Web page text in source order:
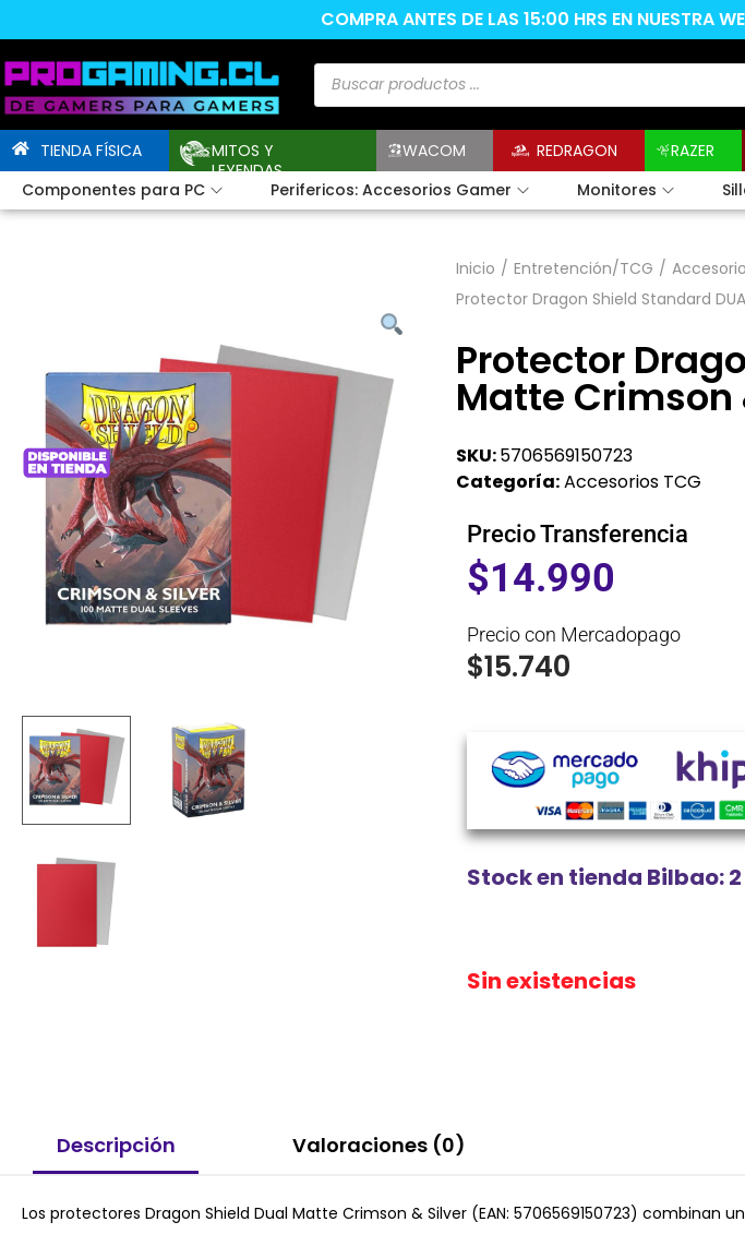
COMPRA ANTES DE LAS 15:00 HRS EN NUESTRA
TIENDA FÍSICA
MITOS Y
LEYENDAS
WACOM REDRAGON RAZER
Componentes para PC
Perifericos: Accesorios Gamer Monitores
Inicio / Entretención/TCG /
Protector Dragon Shield Standard
Protector
Matte Crimson
SKU:5706569150723
Categoría:Accesorios TCG
Precio Transferencia
$14.990
Precio con Mercadopago
$15.740
Stock en tienda Bilbao: 2
Sin existencias
Descripción Valoraciones (0)
Los protectores Dragon Shield Dual Matte Crimson & Silver (EAN: 5706569150723) combinan